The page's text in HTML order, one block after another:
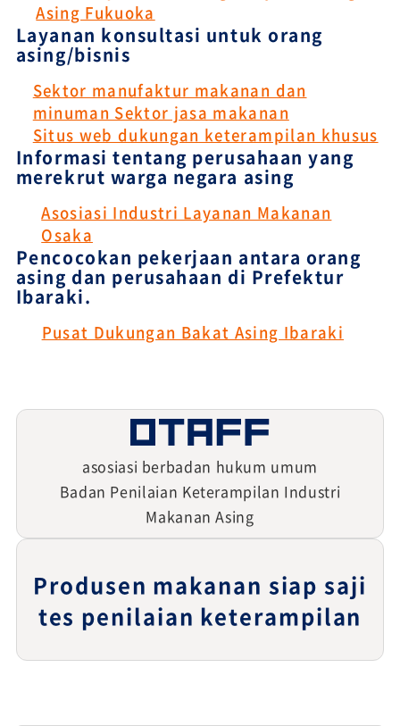
Asing Fukuoka
Layanan konsultasi untuk orang
asing/bisnis
Sektor manufaktur makanan dan
minuman Sektor jasa makanan
Situs web dukungan keterampilan khusus
Informasi tentang perusahaan yang
merekrut warga negara asing
Asosiasi Industri Layanan Makanan
Osaka
Pencocokan pekerjaan antara orang
asing dan perusahaan di Prefektur
Ibaraki.
Pusat Dukungan Bakat Asing Ibaraki
asosiasi berbadan hukum umum
Badan Penilaian Keterampilan Industri
Makanan Asing
Produsen makanan siap saji
tes penilaian keterampilan